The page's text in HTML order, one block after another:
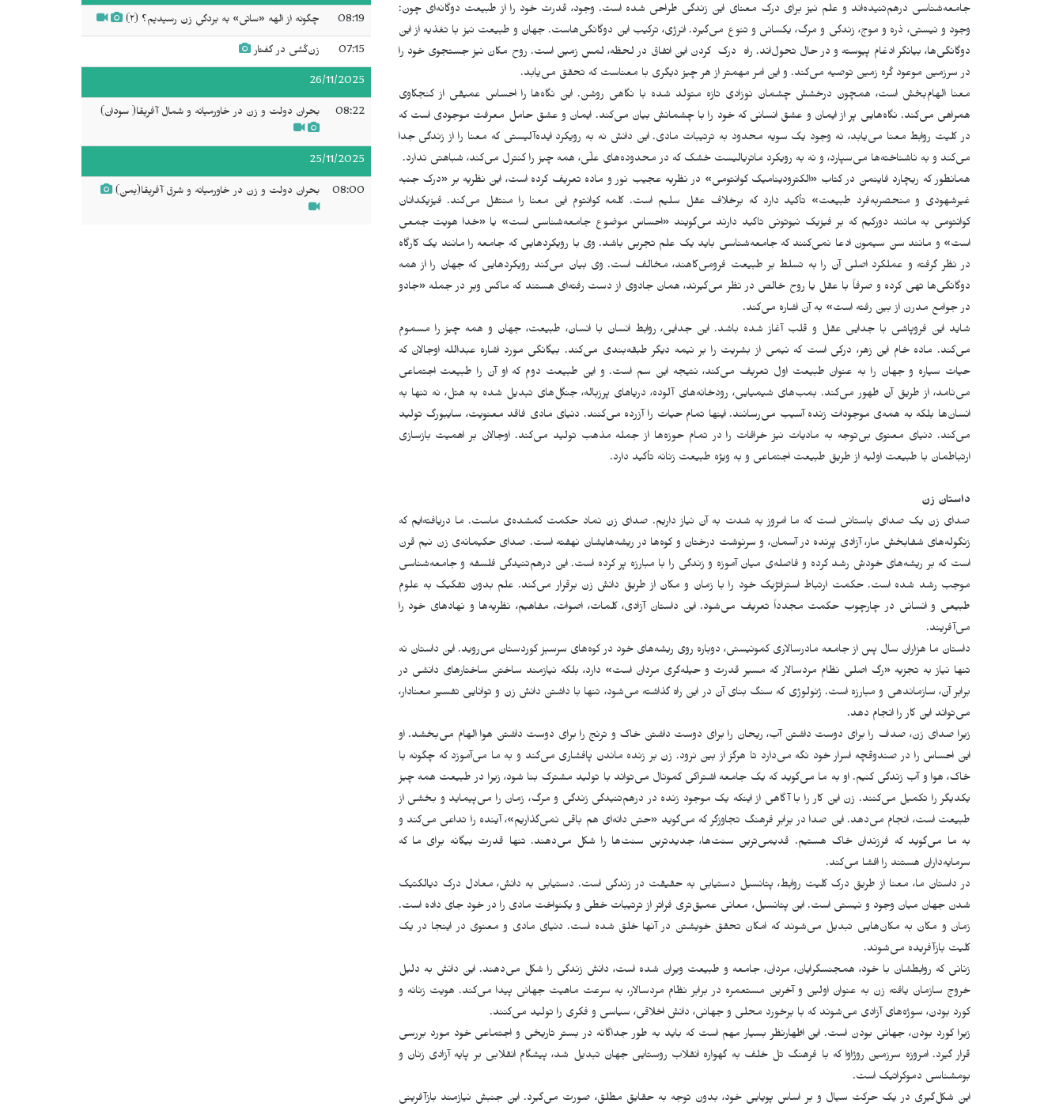
جامعه‌شناسی درهم‌تنیده‌اند و علم نیز برای درک معنای این زندگی طراحی شده است. وجود، قدرت خود را از طبیعت دوگانه‌ای چون:
وجود و نیستی، ذره و موج، زندگی و مرگ، یکسانی و تنوع می‌گیرد. انرژی، ترکیب این دوگانگی‌هاست. جهان و طبیعت نیز با تغذیه از این
دوگانگی‌ها، بیانگر ادغام پیوستە و در حال تحول‌اند. راه درک کردن این اتفاق در لحظه، لمس زمین است. روح مکان نیز جستجوی خود را
در سرزمین موعود کُره زمین توصیه می‌کند. و این امر مهمتر از هر چیز دیگری با معناست کە تحقق می‌یابد.
معنا الهام‌بخش است، همچون درخشش چشمان نوزادی تازه متولد شده با نگاهی روشن. این نگاه‌ها را احساس عمیقی از کنجکاوی
همراهی می‌کند. نگاه‌هایی پر از ایمان و عشق انسانی که خود را با چشمانش بیان می‌کند. ایمان و عشق حامل معرفت موجودی است که
در کلیت روابط معنا می‌یابد، نه وجود یک سویه محدود به ترتیبات مادی. این دانش نه به رویکرد ایده‌آلیستی که معنا را از زندگی جدا
می‌کند و به ناشناخته‌ها می‌سپارد، و نه به رویکرد ماتریالیست خشک که در محدوده‌های علّی، همه چیز را کنترل می‌کند، شباهتی ندارد.
همانطور که ریچارد فاینمن در کتاب «الکترودینامیک کوانتومی» در نظریه عجیب نور و ماده تعریف کرده است، این نظریه بر «درک جنبه
غیرشهودی و منحصربه‌فرد طبیعت» تأکید دارد که برخلاف عقل سلیم است. کلمه کوانتوم این معنا را منتقل می‌کند. فیزیکدانان
کوانتومی به مانند دورکیم که بر فیزیک نیوتونی تاکید دارند می‌گویند «احساس موضوع جامعه‌شناسی است» یا «خدا هویت جمعی
است» و مانند سن سیمون ادعا نمی‌کنند که جامعه‌شناسی باید یک علم تجربی باشد. وی با رویکردهایی که جامعه را مانند یک کارگاه
در نظر گرفته و عملکرد اصلی آن را به تسلط بر طبیعت فرومی‌کاهند، مخالف است. وی بیان می‌کند رویکردهایی که جهان را از همه
دوگانگی‌ها تهی کرده و صرفاً با عقل یا روح خالص در نظر می‌گیرند، همان جادوی از دست رفته‌ای هستند که ماکس وبر در جمله «جادو
در جوامع مدرن از بین رفته است» به آن اشاره می‌کند.
شاید این فروپاشی با جدایی عقل و قلب آغاز شده باشد. این جدایی، روابط انسان با انسان، طبیعت، جهان و همه چیز را مسموم
می‌کند. ماده خام این زهر، درکی است که نیمی از بشریت را بر نیمه دیگر طبقه‌بندی می‌کند. بیگانگی مورد اشاره عبدالله اوجالان که
حیات سیاره و جهان را به عنوان طبیعت اول تعریف می‌کند، نتیجه این سم است. و این طبیعت دوم که او آن را طبیعت اجتماعی
می‌نامد، از طریق آن ظهور می‌کند. بمب‌های شیمیایی، رودخانه‌های آلوده، دریاهای پرزباله، جنگل‌های تبدیل شده به هتل، نه تنها به
انسان‌ها بلکه به همەی موجودات زنده آسیب می‌رسانند. اینها تمام حیات را آزردە می‌کنند. دنیای مادی فاقد معنویت، سایبورگ تولید
می‌کند. دنیای معنوی بی‌توجه به مادیات نیز خرافات را در تمام حوزه‌ها از جمله مذهب تولید می‌کند. اوجالان بر اهمیت بازسازی
ارتباطمان با طبیعت اولیه از طریق طبیعت اجتماعی و به ویژه طبیعت زنانه تأکید دارد.
داستان زن
صدای زن یک صدای باستانی است که ما امروز به شدت به آن نیاز داریم. صدای زن نماد حکمت گمشده‌ی ماست. ما دریافته‌ایم که
زنگوله‌های شفابخش مار، آزادی پرنده در آسمان، و سرنوشت درختان و کوه‌ها در ریشه‌هایشان نهفته است. صدای حکیمانه‌ی زن نیم قرن
است که بر ریشه‌های خودش رشد کرده و فاصله‌ی میان آموزه و زندگی را با مبارزه پر کرده است. این درهم‌تنیدگی فلسفه و جامعه‌شناسی
موجب رشد شده است. حکمت ارتباط استراتژیک خود را با زمان و مکان از طریق دانش زن برقرار می‌کند. علم بدون تفکیک به علوم
طبیعی و انسانی در چارچوب حکمت مجدداً تعریف می‌شود. این داستان آزادی، کلمات، اصوات، مفاهیم، نظریه‌ها و نهادهای خود را
می‌آفریند.
داستان ما هزاران سال پس از جامعه مادرسالاری کمونیستی، دوباره روی ریشه‌های خود در کوه‌های سرسبز کوردستان می‌روید. این داستان نه
تنها نیاز به تجزیه «رگ اصلی نظام مردسالار که مسیر قدرت و حیله‌گری مردان است» دارد، بلکه نیازمند ساختن ساختارهای دانشی در
برابر آن، سازماندهی و مبارزه است. ژنولوژی که سنگ بنای آن در این راه گذاشته می‌شود، تنها با داشتن دانش زن و توانایی تفسیر معنادار،
می‌تواند این کار را انجام دهد.
زیرا صدای زن، صدف را برای دوست داشتن آب، ریحان را برای دوست داشتن خاک و ترنج را برای دوست داشتن هوا الهام می‌بخشد. او
این احساس را در صندوقچە اسرار خود نگه می‌دارد تا هرگز از بین نرود. زن بر زنده ماندن پافشاری می‌کند و به ما می‌آموزد که چگونه با
خاک، هوا و آب زندگی کنیم. او به ما می‌گوید که یک جامعه اشتراکی کمونال می‌تواند با تولید مشترک بنا شود، زیرا در طبیعت همه چیز
یکدیگر را تکمیل می‌کنند. زن این کار را با آگاهی از اینکه یک موجود زنده در درهم‌تنیدگی زندگی و مرگ، زمان را می‌پیماید و بخشی از
طبیعت است، انجام می‌دهد. این صدا در برابر فرهنگ تجاوزگر که می‌گوید «حتی دانه‌ای هم باقی نمی‌گذاریم»، آینده را تداعی می‌کند و
به ما می‌گوید که فرزندان خاک هستیم. قدیمی‌ترین سنت‌ها، جدیدترین سنت‌ها را شکل می‌دهند. تنها قدرت بیگانه برای ما کە
سرمایه‌داران هستند را افشا می‌کند.
در داستان ما، معنا از طریق درک کلیت روابط، پتانسیل دستیابی به حقیقت در زندگی است. دستیابی به دانش، معادل درک دیالکتیک
شدن جهان میان وجود و نیستی است. این پتانسیل، معانی عمیق‌تری فراتر از ترتیبات خطی و یکنواخت مادی را در خود جای داده است.
زمان و مکان به مکان‌هایی تبدیل می‌شوند که امکان تحقق خویشتن در آنها خلق شده است. دنیای مادی و معنوی در اینجا در یک
کلیت بازآفریده می‌شوند.
زنانی که روابطشان با خود، همجنسگرایان، مردان، جامعه و طبیعت ویران شده است، دانش زندگی را شکل می‌دهند. این دانش به دلیل
خروج سازمان یافته زن به عنوان اولین و آخرین مستعمره در برابر نظام مردسالار، به سرعت ماهیت جهانی پیدا می‌کند. هویت زنانه و
کورد بودن، سوژه‌های آزادی می‌شوند که با برخورد محلی و جهانی، دانش اخلاقی، سیاسی و فکری را تولید می‌کنند.
زیرا کورد بودن، جهانی بودن است. این اظهارنظر بسیار مهم است که باید به طور جداگانه در بستر تاریخی و اجتماعی خود مورد بررسی
قرار گیرد. امروزه سرزمین روژاوا که با فرهنگ تل خلف به گهواره انقلاب روستایی جهان تبدیل شد، پیشگام انقلابی بر پایه آزادی زنان و
بومشناسی دموکراتیک است.
این شکل‌گیری در یک حرکت سیال و بر اساس پویایی خود، بدون توجه به حقایق مطلق، صورت می‌گیرد. این جنبش نیازمند بازآفرینی
08:19 چگونه از الهه «ساتی» به بردگیِ زن رسیدیم؟ (۲)
07:15 زن‌کُشی در گفتار
26/11/2025
08:22 بحران دولت و زن در خاورمیانه و شمال آفریقا( سودان)
25/11/2025
08:00 بحران دولت و زن در خاورمیانه و شرق آفریقا(یمن)